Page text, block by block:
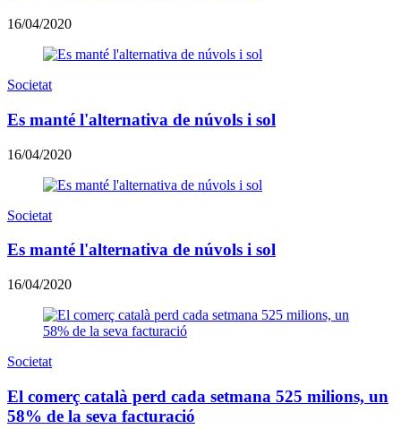
16/04/2020
Societat
Es manté l'alternativa de núvols i sol
16/04/2020
Societat
Es manté l'alternativa de núvols i sol
16/04/2020
Societat
El comerç català perd cada setmana 525 milions, un
58% de la seva facturació